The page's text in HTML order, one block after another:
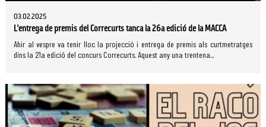
03.02.2025
L’entrega de premis del Correcurts tanca la 26a edició de la MACCA
Ahir al vespre va tenir lloc la projecció i entrega de premis als curtmetratges
dins la 21a edició del concurs Correcurts. Aquest any una trentena...